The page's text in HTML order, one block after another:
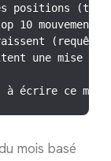
positions (top
10
une mise à
écrire ce
mois basé